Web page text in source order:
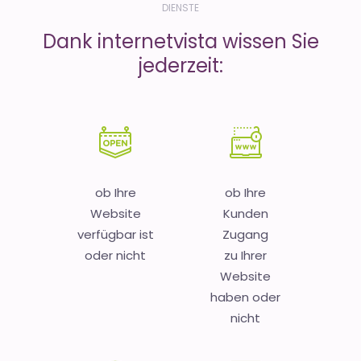
DIENSTE
Dank internetvista wissen Sie
jederzeit:
ob Ihre
Website
verfügbar ist
oder nicht
ob Ihre
Kunden
Zugang
zu Ihrer
Website
haben oder
nicht